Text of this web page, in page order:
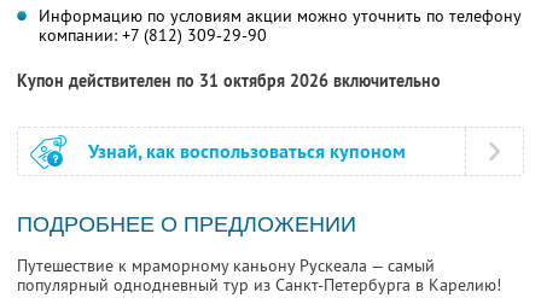
Информацию по условиям акции можно уточнить по телефону
компании: +7 (812) 309-29-90
Купон действителен по 31 октября 2026 включительно
Узнай, как воспользоваться купоном
ПОДРОБНЕЕ О ПРЕДЛОЖЕНИИ
Путешествие к мраморному каньону Рускеала — самый
популярный однодневный тур из Санкт-Петербурга в Карелию!